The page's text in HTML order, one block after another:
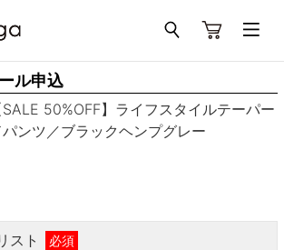
ル申込
SALE 50%OFF】ライフスタイルテーパー
パンツ／ブラックヘンプグレー
スト 必須